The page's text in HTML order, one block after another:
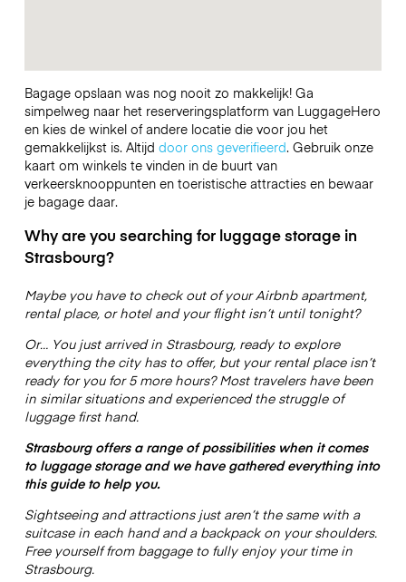
Bagage opslaan was nog nooit zo makkelijk! Ga
simpelweg naar het reserveringsplatform van LuggageHero
en kies de winkel of andere locatie die voor jou het
gemakkelijkst is. Altijd door ons geverifieerd. Gebruik onze
kaart om winkels te vinden in de buurt van
verkeersknooppunten en toeristische attracties en bewaar
je bagage daar.
Why are you searching for luggage storage in
Strasbourg?
Maybe you have to check out of your Airbnb apartment,
rental place, or hotel and your flight isn’t until tonight?
Or… You just arrived in Strasbourg, ready to explore
everything the city has to offer, but your rental place isn’t
ready for you for 5 more hours? Most travelers have been
in similar situations and experienced the struggle of
luggage first hand.
Strasbourg offers a range of possibilities when it comes
to luggage storage and we have gathered everything into
this guide to help you.
Sightseeing and attractions just aren’t the same with a
suitcase in each hand and a backpack on your shoulders.
Free yourself from baggage to fully enjoy your time in
Strasbourg.